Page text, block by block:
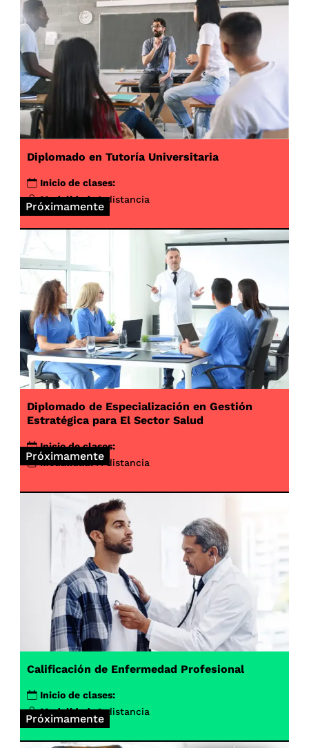
Próximamente
Diplomado en Tutoría Universitaria
Inicio de clases:
Modalidad: A distancia
Próximamente
Diplomado de Especialización en Gestión
Estratégica para El Sector Salud
Inicio de clases:
Modalidad: A distancia
Próximamente
Calificación de Enfermedad Profesional
Inicio de clases:
Modalidad: A distancia